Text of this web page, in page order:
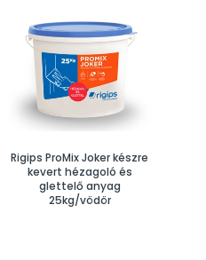
Rigips ProMix Joker készre
kevert hézagoló és
glettelő anyag
25kg/vödör